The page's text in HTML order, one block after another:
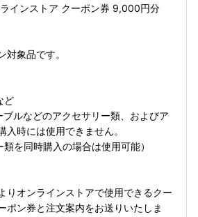
インストア クーポン券 9,000円分
対象品です。
ど
ルなどのアクセサリー類、およびア
入時には使用できません。
類を同時購入の場合は使用可能）
りオンラインストアで使用できるクー
ポン券と注文案内をお送りいたしま